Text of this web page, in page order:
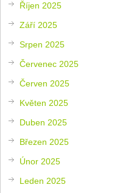
Říjen 2025
Září 2025
Srpen 2025
Červenec 2025
Červen 2025
Květen 2025
Duben 2025
Březen 2025
Únor 2025
Leden 2025